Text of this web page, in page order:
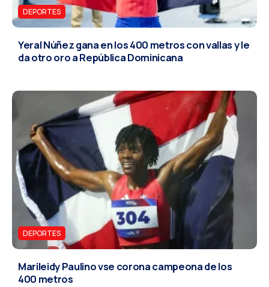
DEPORTES
Yeral Núñez gana en los 400 metros con vallas y le
da otro oro a República Dominicana
DEPORTES
Marileidy Paulino vse corona campeona de los
400 metros